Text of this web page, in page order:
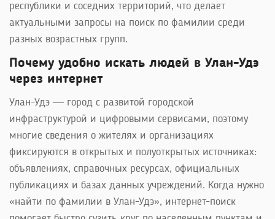
республики и соседних территорий, что делает
актуальными запросы на поиск по фамилии среди
разных возрастных групп.
Почему удобно искать людей в Улан-Удэ
через интернет
Улан-Удэ — город с развитой городской
инфраструктурой и цифровыми сервисами, поэтому
многие сведения о жителях и организациях
фиксируются в открытых и полуоткрытых источниках:
объявлениях, справочных ресурсах, официальных
публикациях и базах данных учреждений. Когда нужно
«найти по фамилии в Улан-Удэ», интернет-поиск